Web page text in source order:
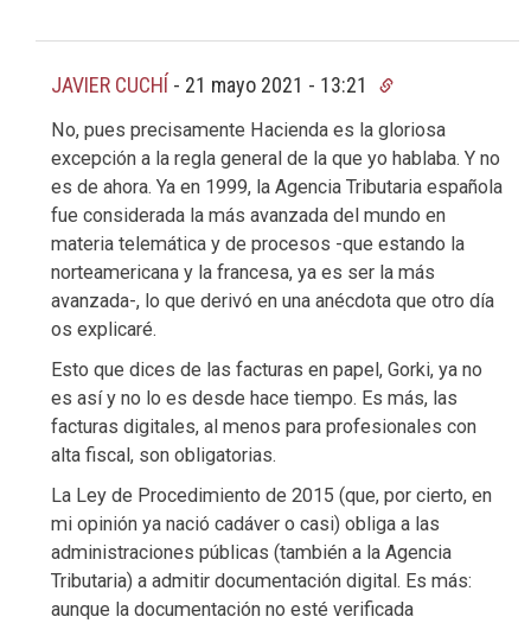
JAVIER CUCHÍ - 21 mayo 2021 - 13:21
No, pues precisamente Hacienda es la gloriosa
excepción a la regla general de la que yo hablaba. Y no
es de ahora. Ya en 1999, la Agencia Tributaria española
fue considerada la más avanzada del mundo en
materia telemática y de procesos -que estando la
norteamericana y la francesa, ya es ser la más
avanzada-, lo que derivó en una anécdota que otro día
os explicaré.
Esto que dices de las facturas en papel, Gorki, ya no
es así y no lo es desde hace tiempo. Es más, las
facturas digitales, al menos para profesionales con
alta fiscal, son obligatorias.
La Ley de Procedimiento de 2015 (que, por cierto, en
mi opinión ya nació cadáver o casi) obliga a las
administraciones públicas (también a la Agencia
Tributaria) a admitir documentación digital. Es más:
aunque la documentación no esté verificada